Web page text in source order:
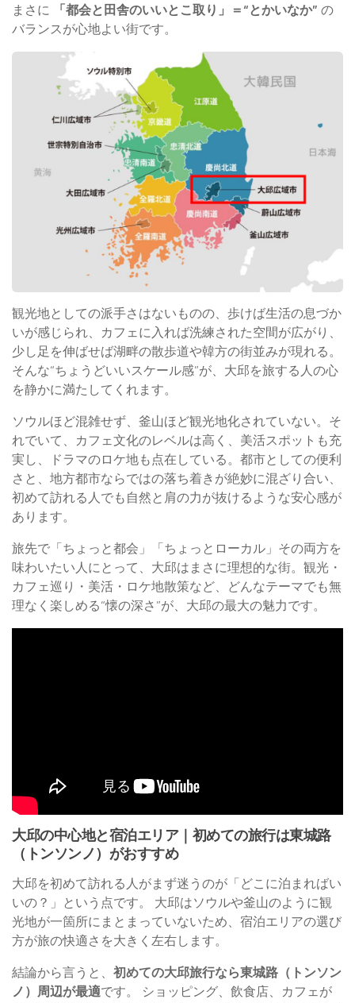
まさに
「都会と田舎のいいとこ取り」＝“とかいなか” の
バランスが心地よい街です。
観光地としての派手さはないものの、歩けば生活の息づか
いが感じられ、カフェに入れば洗練された空間が広がり、
少し足を伸ばせば湖畔の散歩道や韓方の街並みが現れる。
そんな“ちょうどいいスケール感”が、大邱を旅する人の心
を静かに満たしてくれます。
ソウルほど混雑せず、釜山ほど観光地化されていない。そ
れでいて、カフェ文化のレベルは高く、美活スポットも充
実し、ドラマのロケ地も点在している。都市としての便利
さと、地方都市ならではの落ち着きが絶妙に混ざり合い、
初めて訪れる人でも自然と肩の力が抜けるような安心感が
あります。
旅先で「ちょっと都会」「ちょっとローカル」その両方を
味わいたい人にとって、大邱はまさに理想的な街。観光・
カフェ巡り・美活・ロケ地散策など、どんなテーマでも無
理なく楽しめる“懐の深さ”が、大邱の最大の魅力です。
大邱の中心地と宿泊エリア｜初めての旅行は東城路
（トンソンノ）がおすすめ
大邱を初めて訪れる人がまず迷うのが「どこに泊まればい
いの？」という点です。 大邱はソウルや釜山のように観
光地が一箇所にまとまっていないため、宿泊エリアの選び
方が旅の快適さを大きく左右します。
結論から言うと、 初めての大邱旅行なら東城路（トンソン
ノ）周辺が最適です。 ショッピング、飲食店、カフェが